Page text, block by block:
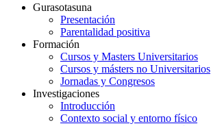
Gurasotasuna
Presentación
Parentalidad positiva
Formación
Cursos y Masters Universitarios
Cursos y másters no Universitarios
Jornadas y Congresos
Investigaciones
Introducción
Contexto social y entorno físico